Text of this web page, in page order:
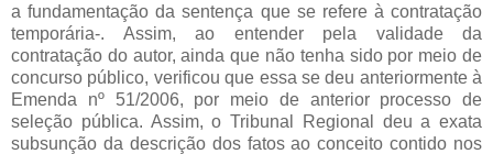
a fundamentação da sentença que se refere à contratação
temporária-. Assim, ao entender pela validade da
contratação do autor, ainda que não tenha sido por meio de
concurso público, verificou que essa se deu anteriormente à
Emenda nº 51/2006, por meio de anterior processo de
seleção pública. Assim, o Tribunal Regional deu a exata
subsunção da descrição dos fatos ao conceito contido nos